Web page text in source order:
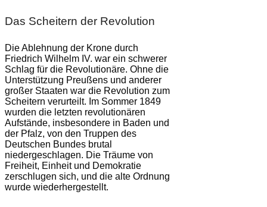
Das Scheitern der Revolution
Die Ablehnung der Krone durch
Friedrich Wilhelm IV. war ein schwerer
Schlag für die Revolutionäre. Ohne die
Unterstützung Preußens und anderer
großer Staaten war die Revolution zum
Scheitern verurteilt. Im Sommer 1849
wurden die letzten revolutionären
Aufstände, insbesondere in Baden und
der Pfalz, von den Truppen des
Deutschen Bundes brutal
niedergeschlagen. Die Träume von
Freiheit, Einheit und Demokratie
zerschlugen sich, und die alte Ordnung
wurde wiederhergestellt.